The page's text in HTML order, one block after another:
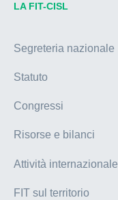
LA FIT-CISL
Segreteria nazionale
Statuto
Congressi
Risorse e bilanci
Attività internazionale
FIT sul territorio